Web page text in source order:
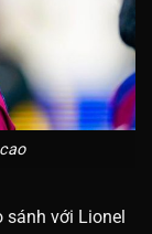
với Lionel